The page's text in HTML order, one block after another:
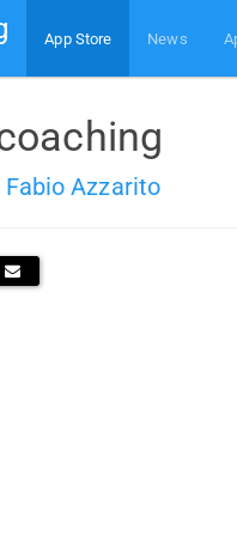
App Store News
Fabio Azzarito